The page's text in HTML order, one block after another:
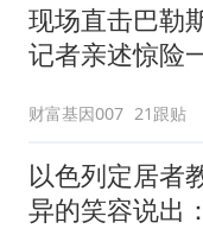
现场直击巴勒
记者亲述惊险
财富基因007 21跟贴
以色列定居者
异的笑容说出